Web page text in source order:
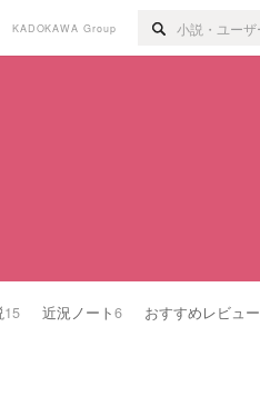
KADOKAWA Group
15 近況ノート6 おすすめレビュー